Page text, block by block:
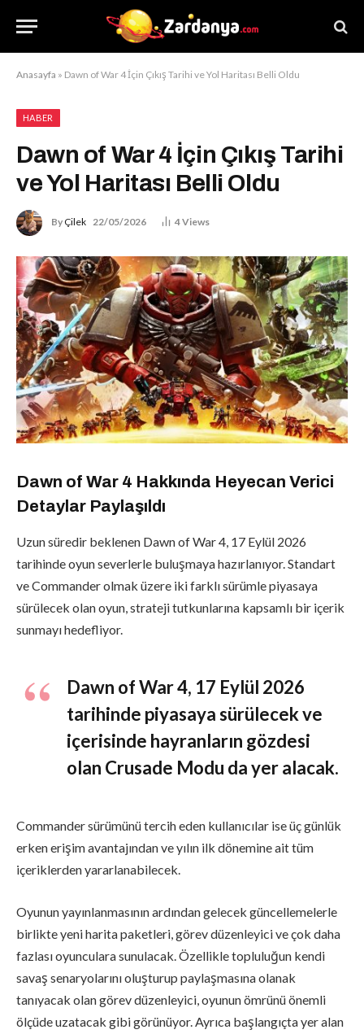
Anasayfa » Dawn of War 4 İçin Çıkış Tarihi ve Yol Haritası Belli Oldu
HABER
Dawn of War 4 İçin Çıkış Tarihi
ve Yol Haritası Belli Oldu
By Çilek 22/05/2026 4Views
Dawn of War 4 Hakkında Heyecan Verici
Detaylar Paylaşıldı
Uzun süredir beklenen Dawn of War 4, 17 Eylül 2026
tarihinde oyun severlerle buluşmaya hazırlanıyor. Standart
ve Commander olmak üzere iki farklı sürümle piyasaya
sürülecek olan oyun, strateji tutkunlarına kapsamlı bir içerik
sunmayı hedefliyor.
Dawn of War 4, 17 Eylül 2026
tarihinde piyasaya sürülecek ve
içerisinde hayranların gözdesi
olan Crusade Modu da yer alacak.
Commander sürümünü tercih eden kullanıcılar ise üç günlük
erken erişim avantajından ve yılın ilk dönemine ait tüm
içeriklerden yararlanabilecek.
Oyunun yayınlanmasının ardından gelecek güncellemelerle
birlikte yeni harita paketleri, görev düzenleyici ve çok daha
fazlası oyunculara sunulacak. Özellikle topluluğun kendi
savaş senaryolarını oluşturup paylaşmasına olanak
tanıyacak olan görev düzenleyici, oyunun ömrünü önemli
ölçüde uzatacak gibi görünüyor. Ayrıca başlangıçta yer alan